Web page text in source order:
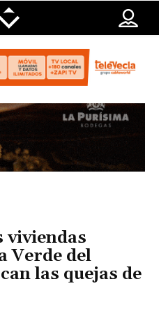
viviendas
Verde del
las quejas de